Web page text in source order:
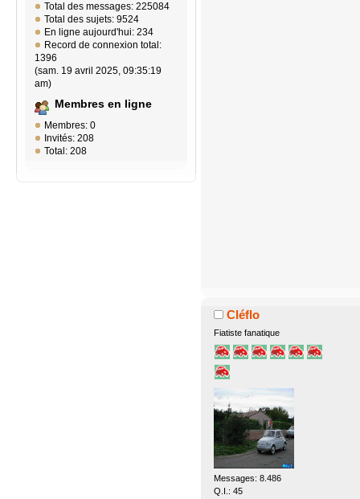
Total des messages: 225084
Total des sujets: 9524
En ligne aujourd'hui: 234
Record de connexion total:
1396
(sam. 19 avril 2025, 09:35:19
am)
Membres en ligne
Membres: 0
Invités: 208
Total: 208
Cléflo
Fiatiste fanatique
Messages: 8.486
Q.I.: 45